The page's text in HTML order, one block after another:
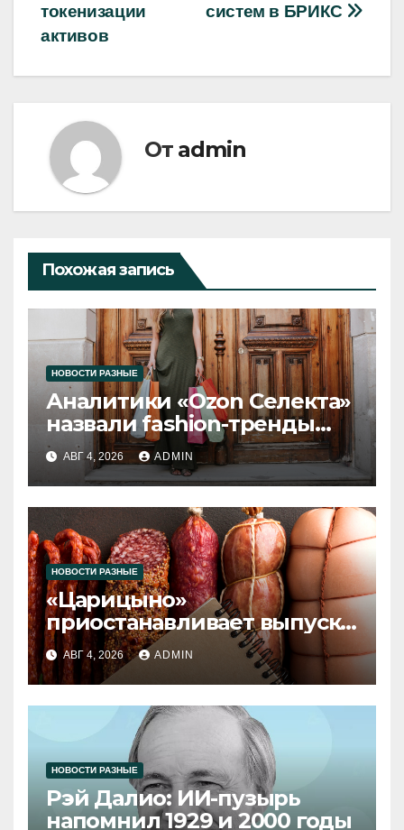
систем в БРИКС
токенизации
активов
От admin
Похожая запись
НОВОСТИ РАЗНЫЕ
Аналитики «Ozon Селекта»
назвали fashion-тренды
2026 года
АВГ 4, 2026 ADMIN
НОВОСТИ РАЗНЫЕ
«Царицыно»
приостанавливает выпуск
продукции
АВГ 4, 2026 ADMIN
НОВОСТИ РАЗНЫЕ
Рэй Далио: ИИ-пузырь
напомнил 1929 и 2000 годы